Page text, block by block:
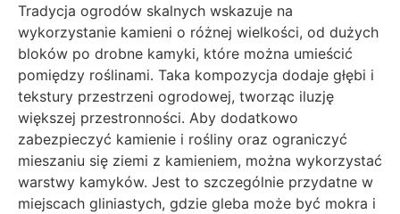
Tradycja ogrodów skalnych wskazuje na
wykorzystanie kamieni o różnej wielkości, od dużych
bloków po drobne kamyki, które można umieścić
pomiędzy roślinami. Taka kompozycja dodaje głębi i
tekstury przestrzeni ogrodowej, tworząc iluzję
większej przestronności. Aby dodatkowo
zabezpieczyć kamienie i rośliny oraz ograniczyć
mieszaniu się ziemi z kamieniem, można wykorzystać
warstwy kamyków. Jest to szczególnie przydatne w
miejscach gliniastych, gdzie gleba może być mokra i